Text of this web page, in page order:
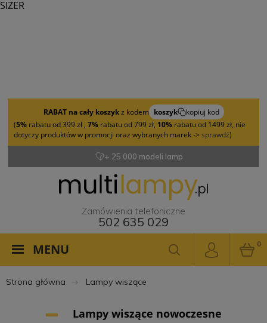
RABAT na cały koszykz kodem koszyk
kopiuj kod
(5% rabatu od 399 zł , 7% rabatu od 799 zł, 10% rabatu od 1499 zł, nie
dotyczy produktów w promocji oraz wybranych marek -> sprawdź)
+ 25 000 modeli lamp
Zamówienia telefoniczne
502 635 029
MENU 0
Strona główna Lampy wiszące
Lampy wiszące nowoczesne
SIZER